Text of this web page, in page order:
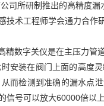
司所研制推出的高精度
技术工程师学会通力合作
精数字关仪是在主压力管
安装在阀门上面的高度
而检测到准确的漏水点
信号可以放大60000倍以